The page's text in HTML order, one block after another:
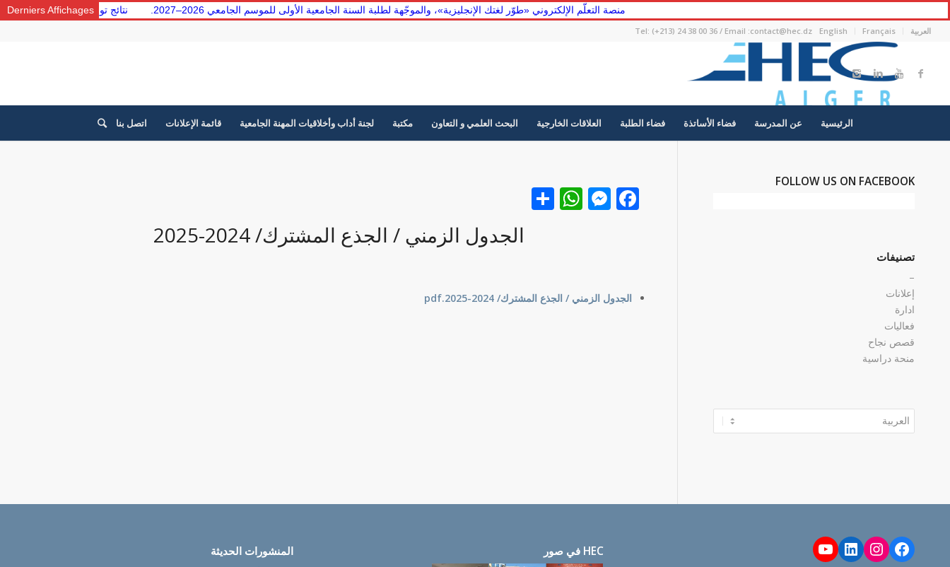
Derniers Affichages منصة التعلّم الإلكتروني «طوّر لغتك الإنجليزية»، والموجّهة لطلبة السنة الجامعية الأولى للموسم الجامعي 2026–2027. نتائج توجيه الطلبة
العربية Français
English
Tel: (+213) 24 38 00 36 / Email :contact@hec.dz
الرئيسية عن المدرسة فضاء الأساتذة فضاء الطلبة العلاقات الخارجية البحث العلمي و التعاون مكتبة لجنة أداب وأخلاقيات المهنة الجامعية قائمة الإعلانات اتصل بنا
Facebook
Messenger
WhatsApp
نشر
الجدول الزمني / الجذع المشترك/ 2024-2025
الجدول الزمني / الجذع المشترك/ 2024-2025.pdf
FOLLOW US ON FACEBOOK
تصنيفات
–
إعلانات
ادارة
فعاليات
قصص نجاح
منحة دراسية
اختر
لغة
Facebook
Instagram
LinkedIn
YouTube HEC في صور المنشورات الحديثة